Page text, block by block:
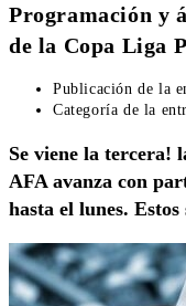
Programación y
de la Copa Liga
Publicación de la
Categoría de la
Se viene la tercera!
AFA avanza con
hasta el lunes. Estos